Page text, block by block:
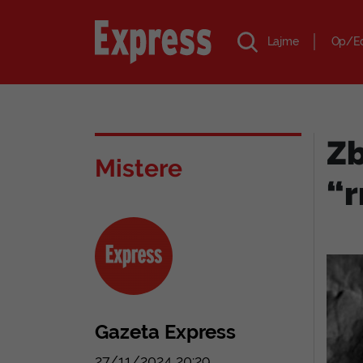
Lajme Op/
Mistere
Gazeta Express